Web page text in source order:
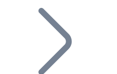
Ajoutez le token de